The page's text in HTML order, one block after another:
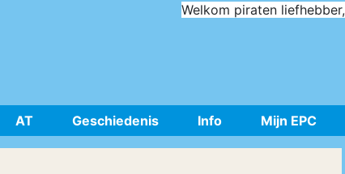
Welkom piraten liefhebber,
AT Geschiedenis Info Mijn EPC